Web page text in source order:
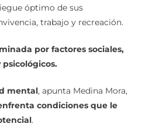
cognoscitivos, afectivos
óptimo de sus
por factores sociales,
mental, apunta Medina Mora,
condiciones que le